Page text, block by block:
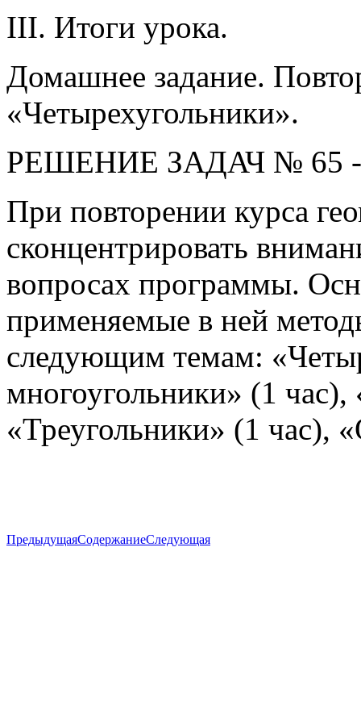
III. Итоги урока.
Домашнее задание.
«Четырехугольники».
РЕШЕНИЕ ЗАДАЧ № 65 -
При повторении курса
сконцентрировать
вопросах программы.
применяемые в ней
следующим темам:
многоугольники» (1
«Треугольники» (1 час),
ПредыдущаяСодержаниеСледующая